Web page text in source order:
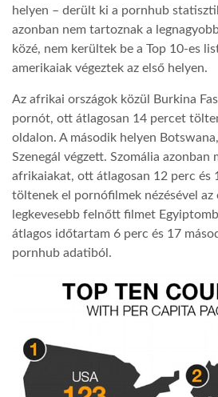
helyen – derült ki a pornhub
azonban nem tartoznak a
közé, nem kerültek be a Top 10-es
amerikaiak végeztek az első helyen.
Az afrikai országok közül Burkina
pornót, ott átlagosan 14 percet
oldalon. A második helyen
Szenegál végzett. Szomália azonban
afrikaiakat, ott átlagosan 12 perc és
töltenek el pornófilmek nézésével az
legkevesebb felnőtt filmet
átlagos időtartam 6 perc és 17
pornhub adatiból.